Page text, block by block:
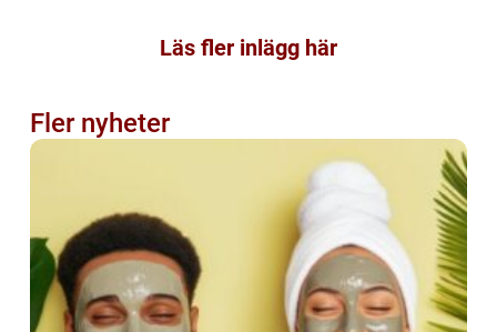
Läs fler inlägg här
Fler nyheter